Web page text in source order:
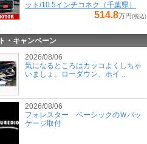
ット/10.5インチコネク（千葉県）
514.8万円(税込)
・キャンペーン
2026/08/06
気になるところはカッコよくしちゃ
いましょ。ローダウン、ホイ ...
2026/08/06
フォレスター ベーシックのＷパッ
ケージ取付